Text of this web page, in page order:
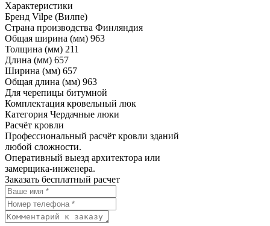
Характеристики
Бренд Vilpe (Вилпе)
Страна производства Финляндия
Общая ширина (мм) 963
Толщина (мм) 211
Длина (мм) 657
Ширина (мм) 657
Общая длина (мм) 963
Для черепицы битумной
Комплектация кровельный люк
Категория Чердачные люки
Расчёт кровли
Профессиональный расчёт кровли зданий
любой сложности.
Оперативный выезд архитектора или
замерщика-инженера.
Заказать бесплатный расчет